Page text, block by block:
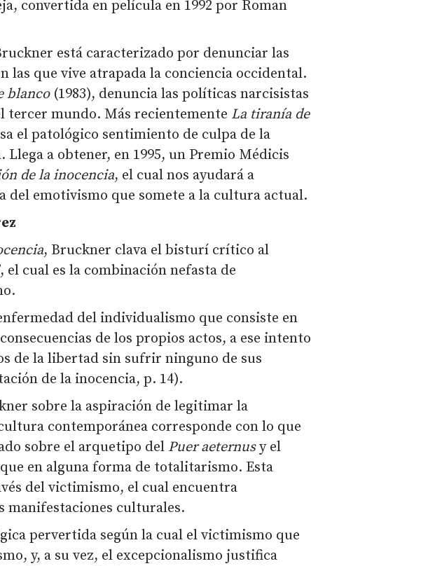
convertida en película en 1992 por Roman
está caracterizado por denunciar las
las que vive atrapada la conciencia occidental.
blanco (1983), denuncia las políticas narcisistas
tercer mundo. Más recientemente La tiranía de
el patológico sentimiento de culpa de la
a obtener, en 1995, un Premio Médicis
de la inocencia, el cual nos ayudará a
del emotivismo que somete a la cultura actual.
, Bruckner clava el bisturí crítico al
el cual es la combinación nefasta de
del individualismo que consiste en
de los propios actos, a ese intento
de la libertad sin sufrir ninguno de sus
de la inocencia, p. 14).
sobre la aspiración de legitimar la
contemporánea corresponde con lo que
sobre el arquetipo del Puer aeternusy el
en alguna forma de totalitarismo. Esta
del victimismo, el cual encuentra
manifestaciones culturales.
pervertida según la cual el victimismo que
y, a su vez, el excepcionalismo justifica